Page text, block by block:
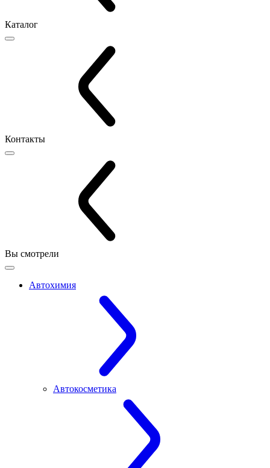
Каталог
Контакты
Вы смотрели
Автохимия
Автокосметика